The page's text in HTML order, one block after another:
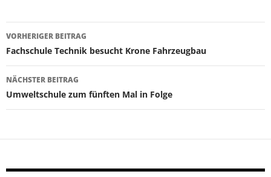
Beitragsnavigation
VORHERIGER BEITRAG
Fachschule Technik besucht Krone Fahrzeugbau
NÄCHSTER BEITRAG
Umweltschule zum fünften Mal in Folge